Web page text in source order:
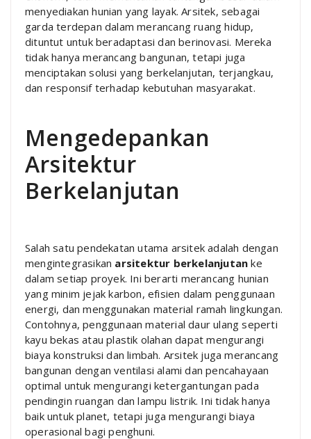
menyediakan hunian yang layak. Arsitek, sebagai
garda terdepan dalam merancang ruang hidup,
dituntut untuk beradaptasi dan berinovasi. Mereka
tidak hanya merancang bangunan, tetapi juga
menciptakan solusi yang berkelanjutan, terjangkau,
dan responsif terhadap kebutuhan masyarakat.
Mengedepankan
Arsitektur
Berkelanjutan
Salah satu pendekatan utama arsitek adalah dengan
mengintegrasikan arsitektur berkelanjutan ke
dalam setiap proyek. Ini berarti merancang hunian
yang minim jejak karbon, efisien dalam penggunaan
energi, dan menggunakan material ramah lingkungan.
Contohnya, penggunaan material daur ulang seperti
kayu bekas atau plastik olahan dapat mengurangi
biaya konstruksi dan limbah. Arsitek juga merancang
bangunan dengan ventilasi alami dan pencahayaan
optimal untuk mengurangi ketergantungan pada
pendingin ruangan dan lampu listrik. Ini tidak hanya
baik untuk planet, tetapi juga mengurangi biaya
operasional bagi penghuni.